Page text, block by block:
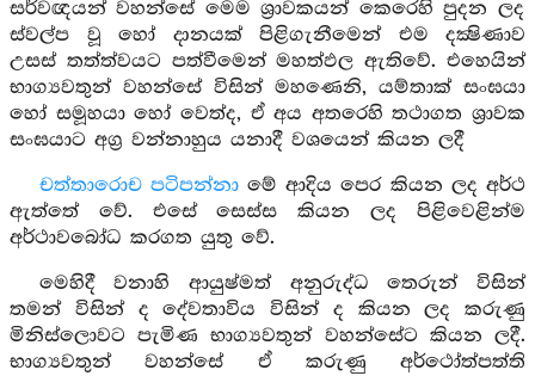
සර්වඥයන් වහන්සේ මෙම ශ්‍රාවකයන් කෙරෙහි පුදන ලද
ස්වල්ප වූ හෝ දානයක් පිළිගැනීමෙන් එම දක්‍ෂිණාව
උසස් තත්ත්වයට පත්වීමෙන් මහත්ඵල ඇතිවේ. එහෙයින්
භාග්‍යවතුන් වහන්සේ විසින් මහණෙනි, යම්තාක් සංඝයා
හෝ සමූහයා හෝ වෙත්ද, ඒ අය අතරෙහි තථාගත ශ්‍රාවක
සංඝයාට අග්‍ර වන්නාහුය යනාදී වශයෙන් කියන ලදී
චත්තාරොච පටිපන්නාමේ ආදිය පෙර කියන ලද අර්ථ
ඇත්තේ වේ. එසේ සෙස්ස කියන ලද පිළිවෙළින්ම
අර්ථාවබෝධ කරගත යුතු වේ.
මෙහිදී වනාහි ආයුෂ්මත් අනුරුද්ධ තෙරුන් විසින්
තමන් විසින් ද දේවතාවිය විසින් ද කියන ලද කරුණු
මිනිස්ලොවට පැමිණ භාග්‍යවතුන් වහන්සේට කියන ලදී.
භාග්‍යවතුන් වහන්සේ ඒ කරුණු අර්ථෝත්පත්ති